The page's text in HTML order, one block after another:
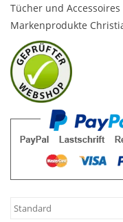
Freizeit-Hausanzüge
Badezimmer & Sauna
Haus-Bademäntel
Plaids, Decken, Kissen
Mode & Accessoires
Tücher und
Markenprodukte